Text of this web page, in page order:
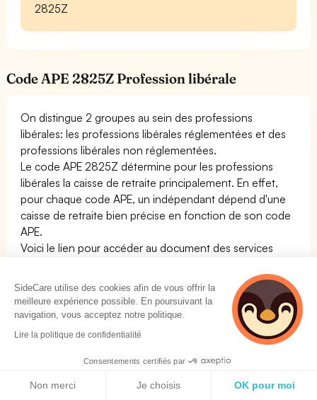
2825Z
Code APE 2825Z Profession libérale
On distingue 2 groupes au sein des professions
libérales: les professions libérales réglementées et des
professions libérales non réglementées.
Le code APE 2825Z détermine pour les professions
libérales la caisse de retraite principalement. En effet,
pour chaque code APE, un indépendant dépend d'une
caisse de retraite bien précise en fonction de son code
APE.
Voici le lien pour accéder au document des services
Professions
libérales et caisse de retraite
2825Z - OPCO - OPCA - Instituts de Formation
Les OPCO (Opérateurs de compétences) de l'activité
SideCare utilise des cookies afin de vous offrir la
meilleure expérience possible. En poursuivant la
navigation, vous acceptez notre politique.
Lire la politique de confidentialité
Consentements certifiés par
Non merci Je choisis OK pour moi